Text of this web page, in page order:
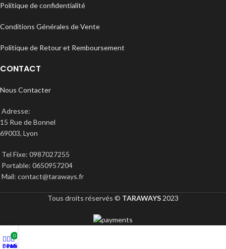
Politique de confidentialité
Conditions Générales de Vente
Politique de Retour et Remboursement
CONTACT
Nous Contacter
Adresse:
15 Rue de Bonnel
69003, Lyon
Tel Fixe: 0987027255
Portable: 0650957204
Mail: contact@taraways.fr
Tous droits réservés © TARAWAYS 2023
Boutique
0
Panier
Mon compte